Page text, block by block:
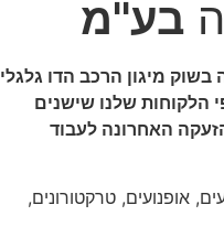
בע''מ
מיגון הרכב הדו גלגלי
הלקוחות שלנו שישנים
האחרונה לעבוד
אופנועים, טרקטורונים,